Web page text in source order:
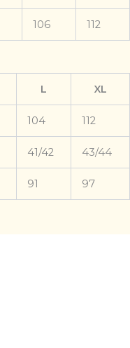
106 112
L XL
104 112
41/42 43/44
91 97